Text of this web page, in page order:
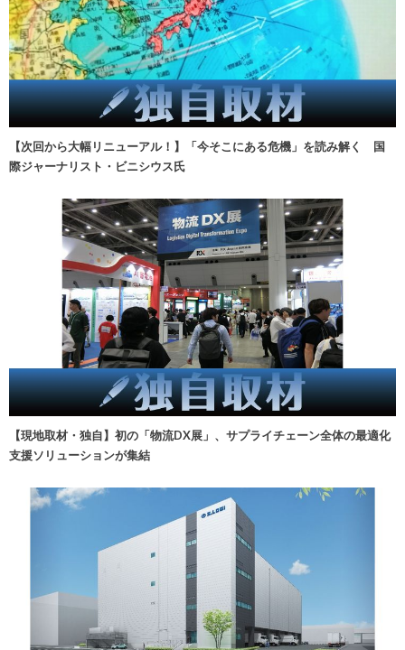
【次回から大幅リニューアル！】「今そこにある危機」を読み解く 国
際ジャーナリスト・ビニシウス氏
【現地取材・独自】初の「物流DX展」、サプライチェーン全体の最適化
支援ソリューションが集結